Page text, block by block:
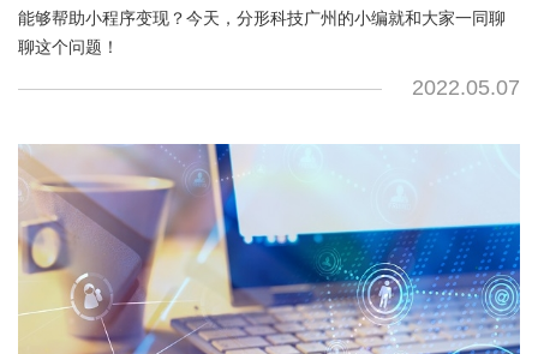
能够帮助小程序变现？今天，分形科技广州的小编就和大家一同聊
聊这个问题！
2022.05.07